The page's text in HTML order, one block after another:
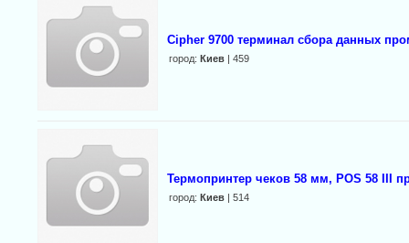
Cipher 9700 терминал сбора данных
город: Киев| 459
Термопринтер чеков 58 мм, POS 58 III
город: Киев| 514